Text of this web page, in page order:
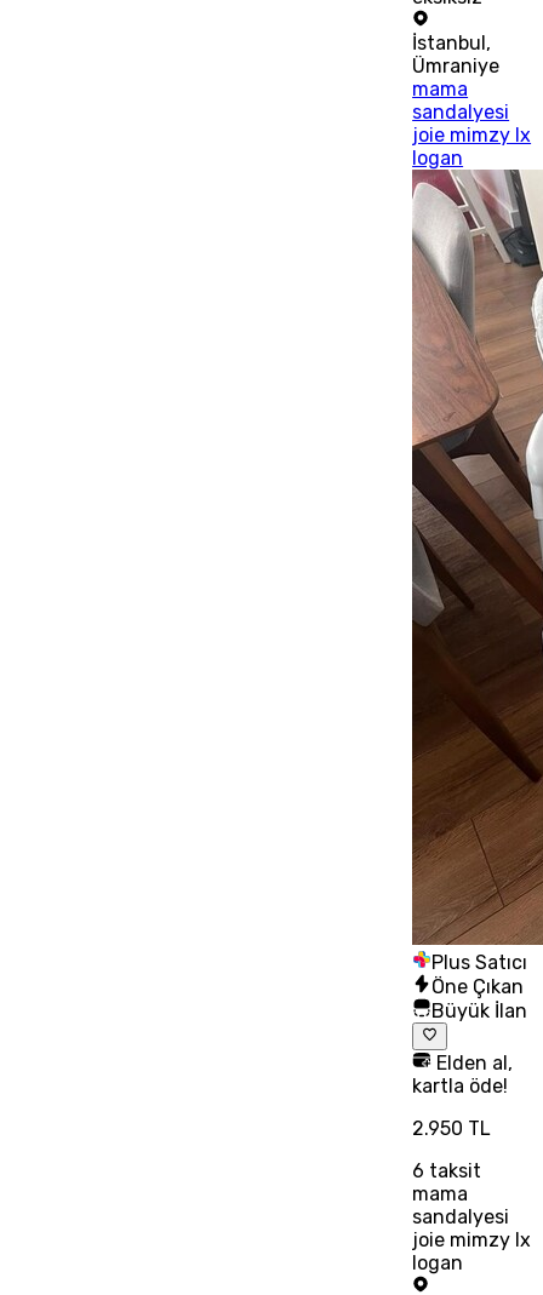
İstanbul ,
Ümraniye
mama
sandalyesi
joie mimzy lx
logan
Plus Satıcı
Öne Çıkan
Büyük İlan
Elden al,
kartla öde!
2.950 TL
6 taksit
mama
sandalyesi
joie mimzy lx
logan